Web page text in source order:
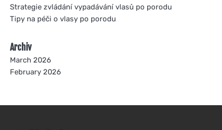
Strategie zvládání vypadávání vlasů po porodu
Tipy na péči o vlasy po porodu
Archiv
March 2026
February 2026